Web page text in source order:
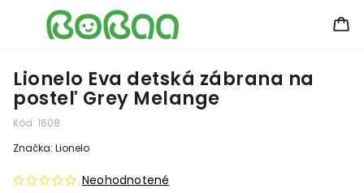
Lionelo Eva detská zábrana na
posteľ Grey Melange
Kód: 1608
Neohodnotené
Značka: Lionelo